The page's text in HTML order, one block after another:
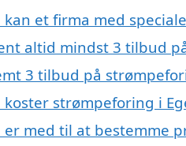
kan et firma med
altid mindst 3 tilbud
3 tilbud på
koster strømpeforing i
er med til at bestemme